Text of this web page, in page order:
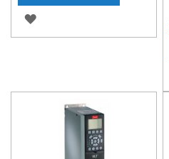
ZUR
WUNSCHLISTE